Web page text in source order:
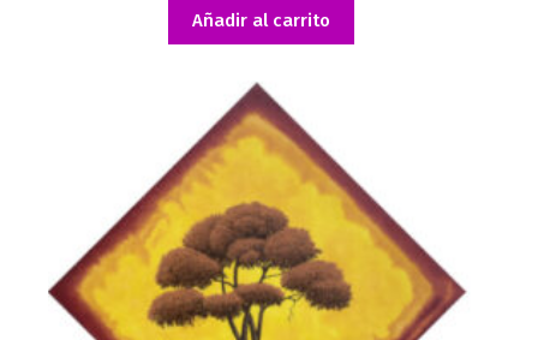
Añadir al carrito